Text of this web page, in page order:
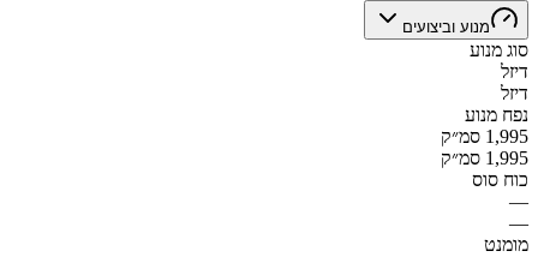
מנוע וביצועים
סוג מנוע
דיזל
דיזל
נפח מנוע
1,995 סמ״ק
1,995 סמ״ק
כוח סוס
—
—
מומנט